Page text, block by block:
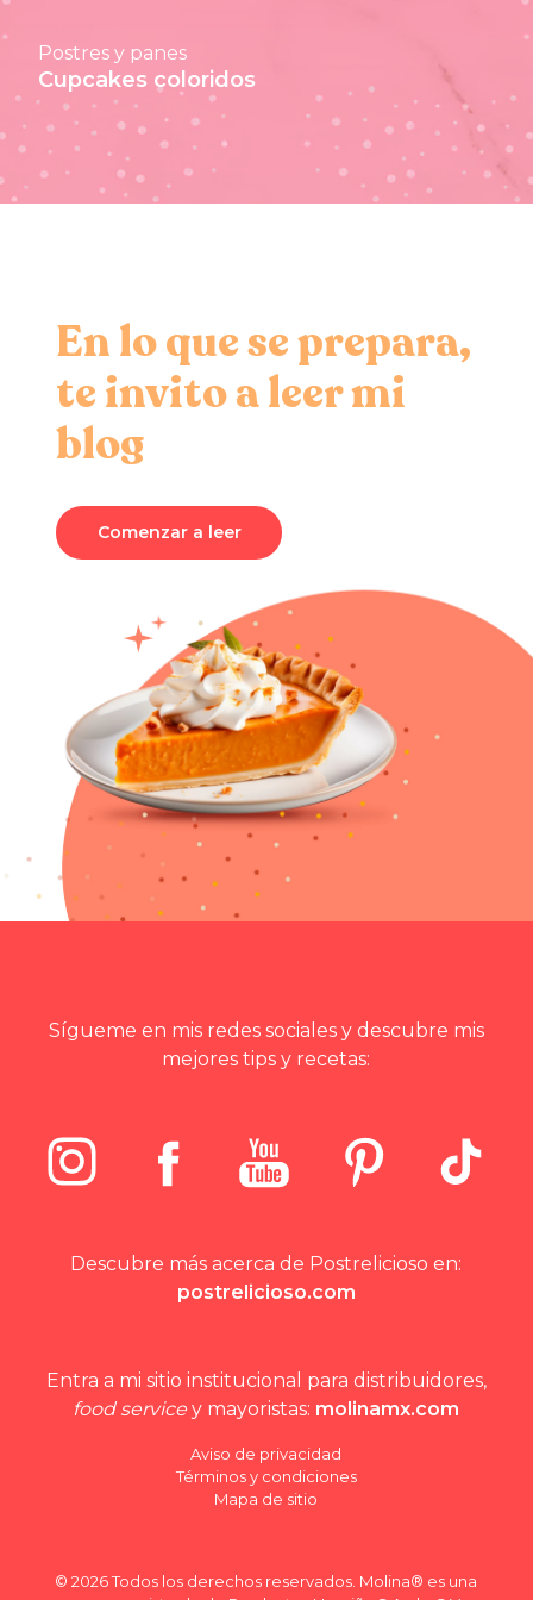
Postres y panes
Cupcakes coloridos
En lo que se prepara,
te invito a leer mi
blog
Comenzar a leer
Sígueme en mis redes sociales y descubre mis
mejores tips y recetas:
Descubre más acerca de Postrelicioso en:
postrelicioso.com
Entra a mi sitio institucional para distribuidores,
food service y mayoristas: molinamx.com
Aviso de privacidad
Términos y condiciones
Mapa de sitio
© 2026 Todos los derechos reservados. Molina® es una